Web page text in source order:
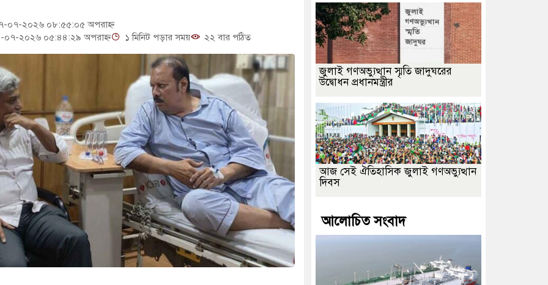
২০২৬ ০৮:৫৫:০৫ অপরাহ্ন
২০২৬ ০৫:৪৪:২৯ অপরাহ্ন
১ মিনিট পড়ার সময় ২২ বার পঠিত
জুলাই গণঅভ্যুত্থান স্মৃতি জাদুঘরের
উদ্বোধন প্রধানমন্ত্রীর
আজ সেই ঐতিহাসিক জুলাই গণঅভ্যুত্থান
দিবস
আলোচিত সংবাদ